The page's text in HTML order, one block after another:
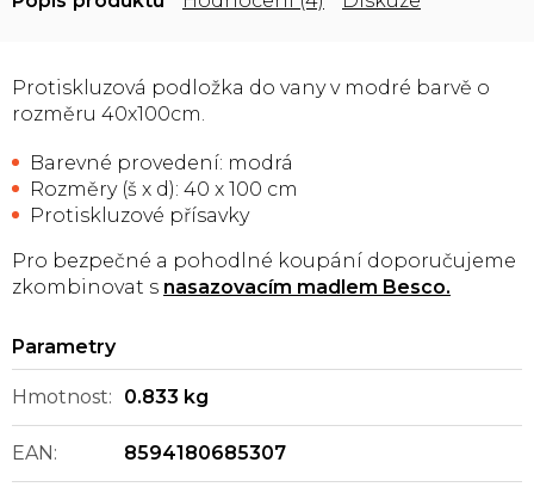
Protiskluzová podložka do vany v modré barvě o
rozměru 40x100cm.
Barevné provedení: modrá
Rozměry (š x d): 40 x 100 cm
Protiskluzové přísavky
Pro bezpečné a pohodlné koupání doporučujeme
zkombinovat s nasazovacím madlem Besco.
Hmotnost: 0.833 kg
EAN: 8594180685307